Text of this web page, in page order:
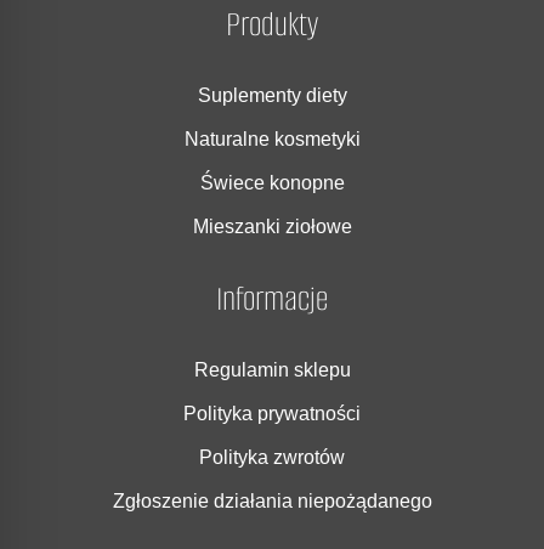
Produkty
Suplementy diety
Naturalne kosmetyki
Świece konopne
Mieszanki ziołowe
Informacje
Regulamin sklepu
Polityka prywatności
Polityka zwrotów
Zgłoszenie działania niepożądanego